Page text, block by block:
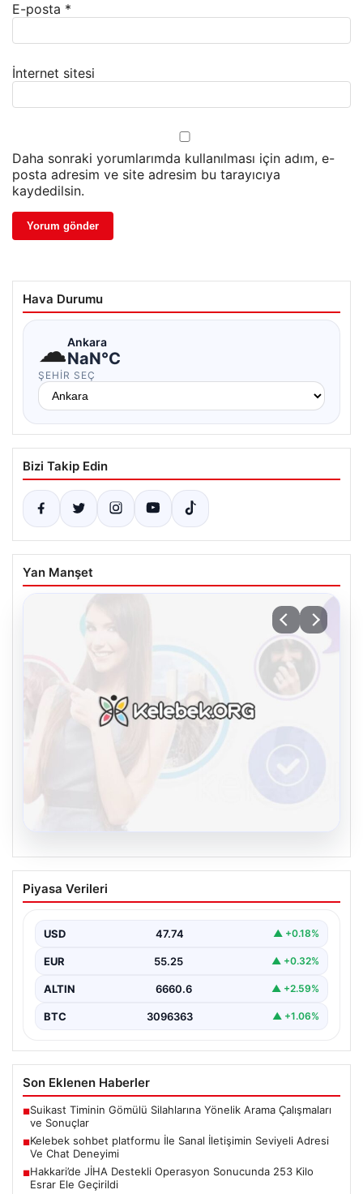
E-posta *
İnternet sitesi
Daha sonraki yorumlarımda kullanılması için adım, e-
posta adresim ve site adresim bu tarayıcıya
kaydedilsin.
Hava Durumu
☁Ankara
NaN°C
ŞEHIR SEÇ
Bizi Takip Edin
Yan Manşet
Kelebek sohbet platformu İle Sanal
İletişimin Seviyeli Adresi Ve Chat
İnternet çağında insanların kaliteli bir tarzda irtibat
Piyasa Verileri
USD 47.74 ▲ +0.18%
EUR 55.25 ▲ +0.32%
ALTIN 6660.6 ▲ +2.59%
BTC 3096363 ▲ +1.06%
Son Eklenen Haberler
■Suikast Timinin Gömülü Silahlarına Yönelik Arama Çalışmaları
ve Sonuçlar
■Kelebek sohbet platformu İle Sanal İletişimin Seviyeli Adresi
Ve Chat Deneyimi
■Hakkari’de JİHA Destekli Operasyon Sonucunda 253 Kilo
Esrar Ele Geçirildi